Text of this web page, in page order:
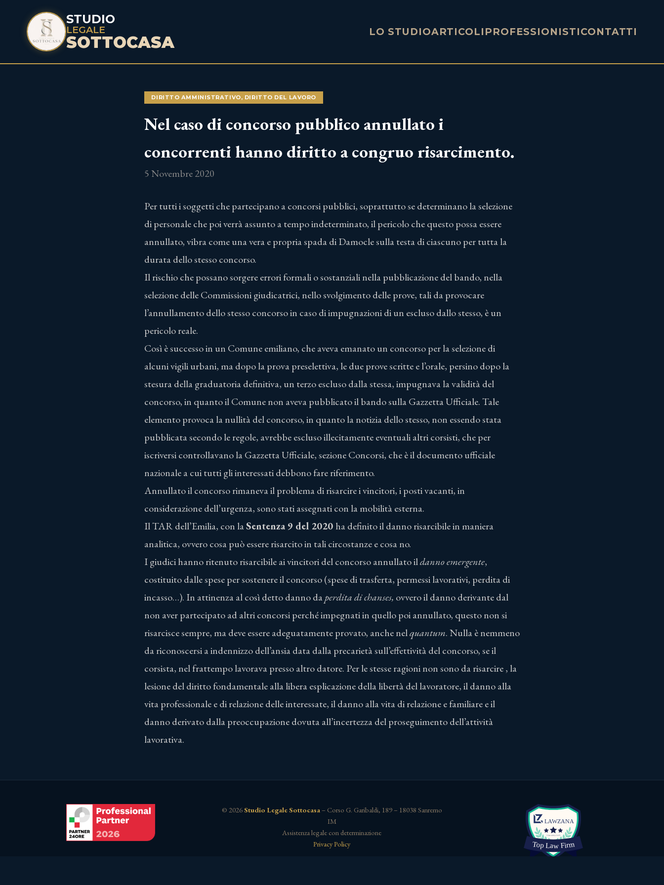
STUDIO
LEGALE
SOTTOCASA
LO STUDIOARTICOLI PROFESSIONISTICONTATTI
DIRITTO AMMINISTRATIVO, DIRITTO DEL LAVORO
Nel caso di concorso pubblico annullato i
concorrenti hanno diritto a congruo risarcimento.
5 Novembre 2020
Per tutti i soggetti che partecipano a concorsi pubblici, soprattutto se determinano la selezione
di personale che poi verrà assunto a tempo indeterminato, il pericolo che questo possa essere
annullato, vibra come una vera e propria spada di Damocle sulla testa di ciascuno per tutta la
durata dello stesso concorso.
Il rischio che possano sorgere errori formali o sostanziali nella pubblicazione del bando, nella
selezione delle Commissioni giudicatrici, nello svolgimento delle prove, tali da provocare
l’annullamento dello stesso concorso in caso di impugnazioni di un escluso dallo stesso, è un
pericolo reale.
Così è successo in un Comune emiliano, che aveva emanato un concorso per la selezione di
alcuni vigili urbani, ma dopo la prova preselettiva, le due prove scritte e l’orale, persino dopo la
stesura della graduatoria definitiva, un terzo escluso dalla stessa, impugnava la validità del
concorso, in quanto il Comune non aveva pubblicato il bando sulla Gazzetta Ufficiale. Tale
elemento provoca la nullità del concorso, in quanto la notizia dello stesso, non essendo stata
pubblicata secondo le regole, avrebbe escluso illecitamente eventuali altri corsisti, che per
iscriversi controllavano la Gazzetta Ufficiale, sezione Concorsi, che è il documento ufficiale
nazionale a cui tutti gli interessati debbono fare riferimento.
Annullato il concorso rimaneva il problema di risarcire i vincitori, i posti vacanti, in
considerazione dell’urgenza, sono stati assegnati con la mobilità esterna.
Il TAR dell’Emilia, con laSentenza 9 del 2020 ha definito il danno risarcibile in maniera
analitica, ovvero cosa può essere risarcito in tali circostanze e cosa no.
I giudici hanno ritenuto risarcibile ai vincitori del concorso annullato ildanno emergente,
costituito dalle spese per sostenere il concorso (spese di trasferta, permessi lavorativi, perdita di
incasso…). In attinenza al così detto danno daperdita di chanses, ovvero il danno derivante dal
non aver partecipato ad altri concorsi perché impegnati in quello poi annullato, questo non si
risarcisce sempre, ma deve essere adeguatamente provato, anche nelquantum. Nulla è nemmeno
da riconoscersi a indennizzo dell’ansia data dalla precarietà sull’effettività del concorso, se il
corsista, nel frattempo lavorava presso altro datore. Per le stesse ragioni non sono da risarcire , la
lesione del diritto fondamentale alla libera esplicazione della libertà del lavoratore, il danno alla
vita professionale e di relazione delle interessate, il danno alla vita di relazione e familiare e il
danno derivato dalla preoccupazione dovuta all’incertezza del proseguimento dell’attività
lavorativa.
© 2026Studio Legale Sottocasa – Corso G. Garibaldi, 189 – 18038 Sanremo
IM
Assistenza legale con determinazione
Privacy Policy